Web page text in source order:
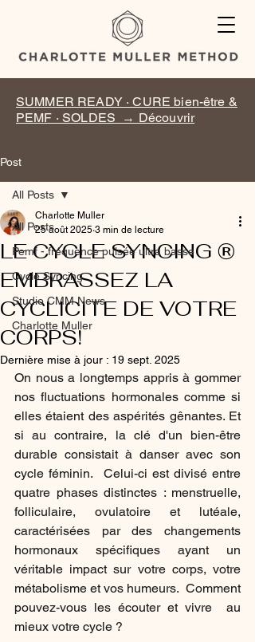
SUMMER READY · CURE bien-être &
PEMF · SOLDES → Découvrir
Post
All Posts
Pemf - fréquence pulsée ultra basse
Cycle Syncing
Studio CMM News
Charlotte Muller
All Posts
LE CYCLE SYNCING ®
EMBRASSEZ LA
CYCLICITE DE VOTRE
CORPS!
Charlotte Muller
25 août 2025 3 min de lecture
Dernière mise à jour : 19 sept. 2025
On nous a longtemps appris à gommer
nos fluctuations hormonales comme si
elles étaient des aspérités gênantes. Et
si au contraire, la clé d'un bien-être
durable consistait à danser avec son
cycle féminin.  Celui-ci est divisé entre
quatre phases distinctes : menstruelle,
folliculaire, ovulatoire et lutéale,
caractérisées par des changements
hormonaux spécifiques ayant un
véritable impact sur votre corps, votre
métabolisme et vos humeurs.  Comment
pouvez-vous les écouter et vivre  au
mieux votre cycle ?